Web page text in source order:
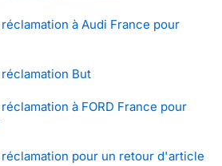
à Audi France pour
But
à FORD France pour
pour un retour d'article